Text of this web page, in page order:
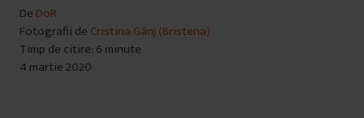
De DoR
Fotografii de Cristina Gânj (Bristena)
Timp de citire: 6 minute
4 martie 2020